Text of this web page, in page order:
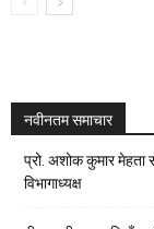
नवीनतम समाचार
प्रो. अशोक कुमार मेहता
विभागाध्यक्ष